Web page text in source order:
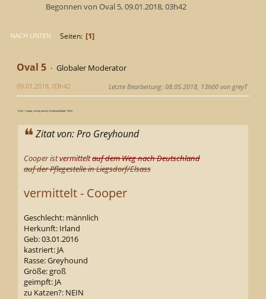
Begonnen von Oval 5, 09.01.2018, 03h42
NACH UNTEN Seiten 1
Oval 5 Globaler Moderator
09.01.2018, 03h42 Letzte Bearbeitung: 08.05.2018, 13h00 von greyT
ProG - Cooper (racing name), Greyhound-Rüde, *2016
Zitat von: Pro Greyhound
Cooper istvermitteltauf dem Weg nach Deutschland
auf der Pflegestelle in Liegsdorf/Elsass
vermittelt - Cooper
Geschlecht: männlich
Herkunft: Irland
Geb: 03.01.2016
kastriert: JA
Rasse: Greyhound
Größe: groß
geimpft: JA
zu Katzen?: NEIN